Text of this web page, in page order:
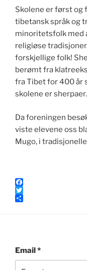
Skolene er først
tibetansk språk og
minoritetsfolk med
religiøse
forskjellige folk!
berømt fra
fra Tibet for 400 år
skolene er sherpaer.
Da foreningen
viste elevene oss
Mugo, i
F
a
k
T
r
Email*